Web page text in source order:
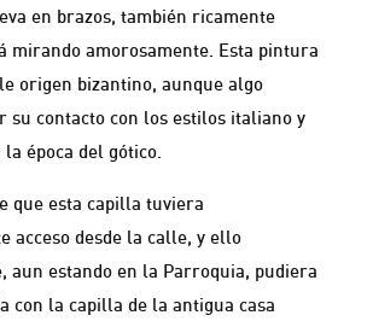
en brazos, también ricamente
mirando amorosamente. Esta pintura
origen bizantino, aunque algo
su contacto con los estilos italiano y
época del gótico.
que esta capilla tuviera
acceso desde la calle, y ello
aun estando en la Parroquia, pudiera
con la capilla de la antigua casa